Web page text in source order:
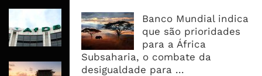
Banco Mundial indica
que são prioridades
para a África
Subsaharia, o combate da
desigualdade para ...
AfDB Aprova US$265 Milhões E
Acelera Ligação Da Zâmbia Ao
Corredor Do Lobito
Rovuma LNG Avança Com Selecção